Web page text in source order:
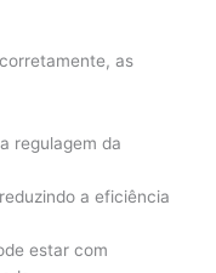
as
regulagem da
a eficiência
estar com